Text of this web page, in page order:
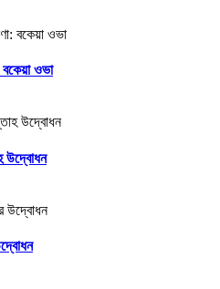
বকেয়া ওভা
উদ্বোধন